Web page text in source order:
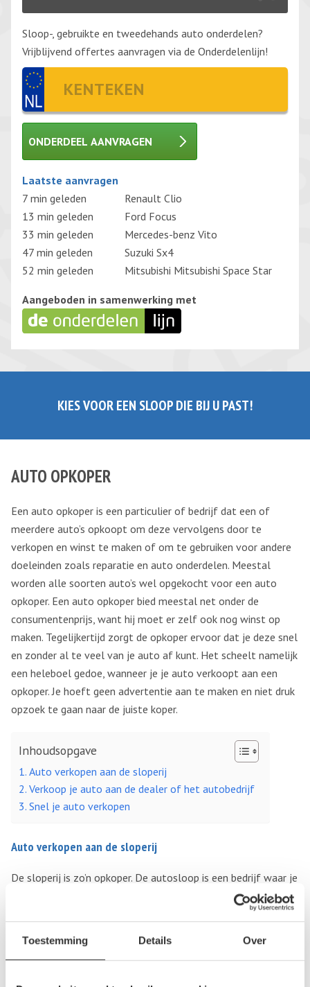
Toestemming Details Over
Sloop-, gebruikte en tweedehands auto onderdelen?
Vrijblijvend offertes aanvragen via de Onderdelenlijn!
ONDERDEEL AANVRAGEN
Gelieve dit veld leeg te laten.
Laatste aanvragen
7 min geleden
Renault Clio
13 min geleden
Ford Focus
33 min geleden
Mercedes-benz Vito
47 min geleden
Suzuki Sx4
52 min geleden
Mitsubishi Mitsubishi Space Star
Aangeboden in samenwerking met
KIES VOOR EEN SLOOP DIE BIJ U PAST!
AUTO OPKOPER
Een auto opkoper is een particulier of bedrijf dat een of
meerdere auto’s opkoopt om deze vervolgens door te
verkopen en winst te maken of om te gebruiken voor andere
doeleinden zoals reparatie en auto onderdelen. Meestal
worden alle soorten auto’s wel opgekocht voor een auto
opkoper. Een auto opkoper bied meestal net onder de
consumentenprijs, want hij moet er zelf ook nog winst op
maken. Tegelijkertijd zorgt de opkoper ervoor dat je deze snel
en zonder al te veel van je auto af kunt. Het scheelt namelijk
een heleboel gedoe, wanneer je je auto verkoopt aan een
opkoper. Je hoeft geen advertentie aan te maken en niet druk
opzoek te gaan naar de juiste koper.
Inhoudsopgave
Auto verkopen aan de sloperij
Verkoop je auto aan de dealer of het autobedrijf
Snel je auto verkopen
Auto verkopen aan de sloperij
De sloperij is zo’n opkoper. De autosloop is een bedrijf waar je
auto’s naar toe kunt brengen wanneer het niet meer veilig is
om ze te gebruiken op de openbare weg of als je er snel
door een ongeluk of die verjaring te oud zijn geworden,